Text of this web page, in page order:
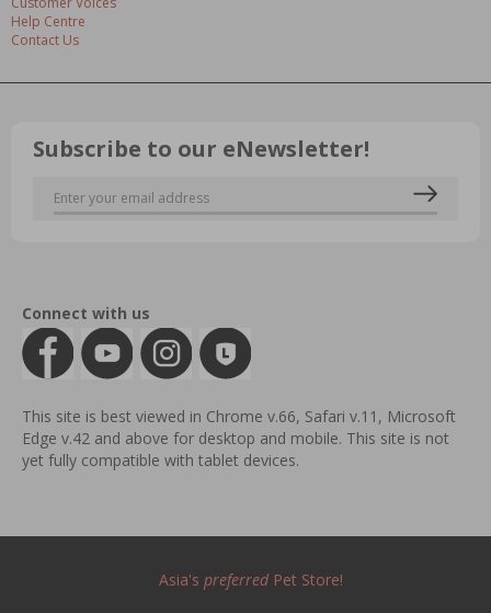
Help Centre
Contact Us
Subscribe to our eNewsletter!
Connect with us
This site is best viewed in Chrome v.66, Safari v.11, Microsoft
Edge v.42 and above for desktop and mobile. This site is not
yet fully compatible with tablet devices.
Asia's preferredPet Store!